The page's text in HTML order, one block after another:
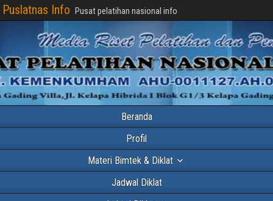
Puslatnas Info Pusat pelatihan nasional info
Beranda
Profil
Materi Bimtek & Diklat
Jadwal Diklat